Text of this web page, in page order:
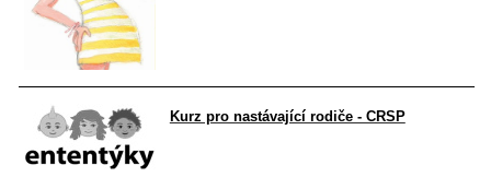
Kurz pro nastávající rodiče - CRSP